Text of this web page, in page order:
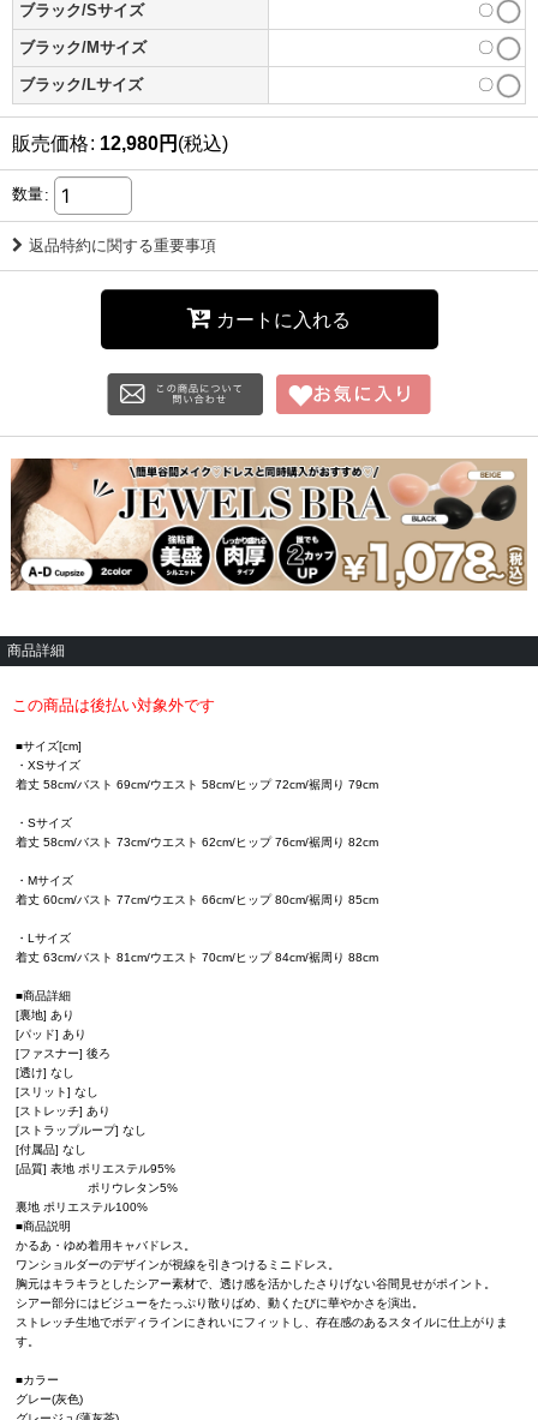
ブラック/Sサイズ 〇
ブラック/Mサイズ 〇
ブラック/Lサイズ 〇
販売価格: 12,980円 (税込)
数量:
返品特約に関する重要事項
カートに入れる
商品詳細
この商品は後払い対象外です
■サイズ[cm]
・XSサイズ
着丈 58cm/バスト 69cm/ウエスト 58cm/ヒップ 72cm/裾周り 79cm
・Sサイズ
着丈 58cm/バスト 73cm/ウエスト 62cm/ヒップ 76cm/裾周り 82cm
・Mサイズ
着丈 60cm/バスト 77cm/ウエスト 66cm/ヒップ 80cm/裾周り 85cm
・Lサイズ
着丈 63cm/バスト 81cm/ウエスト 70cm/ヒップ 84cm/裾周り 88cm
■商品詳細
[裏地] あり
[パッド] あり
[ファスナー] 後ろ
[透け] なし
[スリット] なし
[ストレッチ] あり
[ストラップループ] なし
[付属品] なし
[品質] 表地 ポリエステル95%
ポリウレタン5%
裏地 ポリエステル100%
■商品説明
かるあ・ゆめ着用キャバドレス。
ワンショルダーのデザインが視線を引きつけるミニドレス。
胸元はキラキラとしたシアー素材で、透け感を活かしたさりげない谷間見せがポイント。
シアー部分にはビジューをたっぷり散りばめ、動くたびに華やかさを演出。
ストレッチ生地でボディラインにきれいにフィットし、存在感のあるスタイルに仕上がりま
す。
■カラー
グレー(灰色)